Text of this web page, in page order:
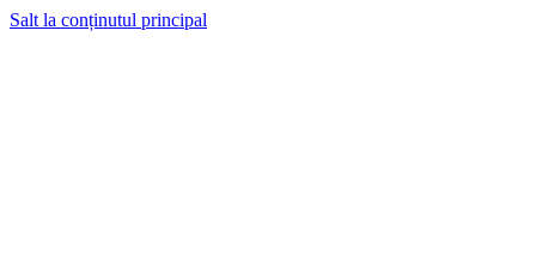
Salt la conținutul principal